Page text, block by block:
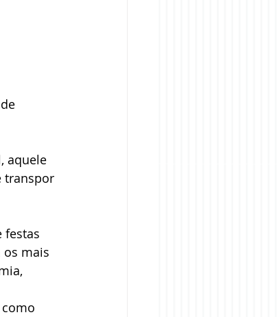
aquele
transpor
festas
mais